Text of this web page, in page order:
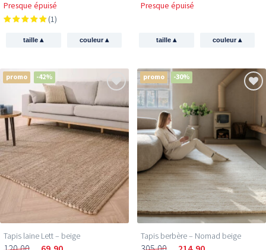
Presque épuisé
(1)
taille▴ couleur▴
Presque épuisé
taille▴ couleur▴
promo -42%
Tapis laine Lett – beige
promo -30%
Tapis berbère – Nomad beige